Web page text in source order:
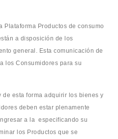
Plataforma Productos de consumo
a disposición de los
general. Esta comunicación de
los Consumidores para su
de esta forma adquirir los bienes y
deben estar plenamente
a la especificando su
los Productos que se